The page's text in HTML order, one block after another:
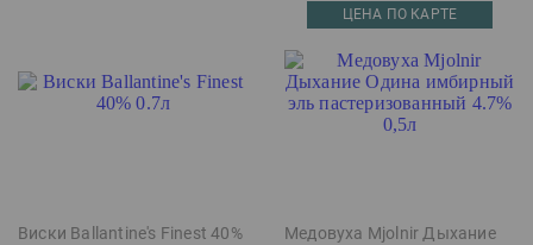
Виски Ballantine's Finest 40%
ЦЕНА ПО КАРТЕ
Медовуха Mjolnir Дыхание